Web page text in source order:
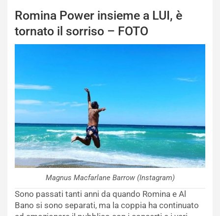
Romina Power insieme a LUI, è
tornato il sorriso – FOTO
Magnus Macfarlane Barrow (Instagram)
Sono passati tanti anni da quando Romina e Al
Bano si sono separati, ma la coppia ha continuato